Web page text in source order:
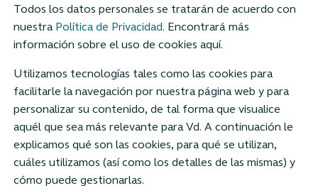
Todos los datos personales se tratarán de acuerdo con
nuestra Política de Privacidad. Encontrará más
información sobre el uso de cookies aquí.
Utilizamos tecnologías tales como las cookies para
facilitarle la navegación por nuestra página web y para
personalizar su contenido, de tal forma que visualice
aquél que sea más relevante para Vd. A continuación le
explicamos qué son las cookies, para qué se utilizan,
cuáles utilizamos (así como los detalles de las mismas) y
cómo puede gestionarlas.